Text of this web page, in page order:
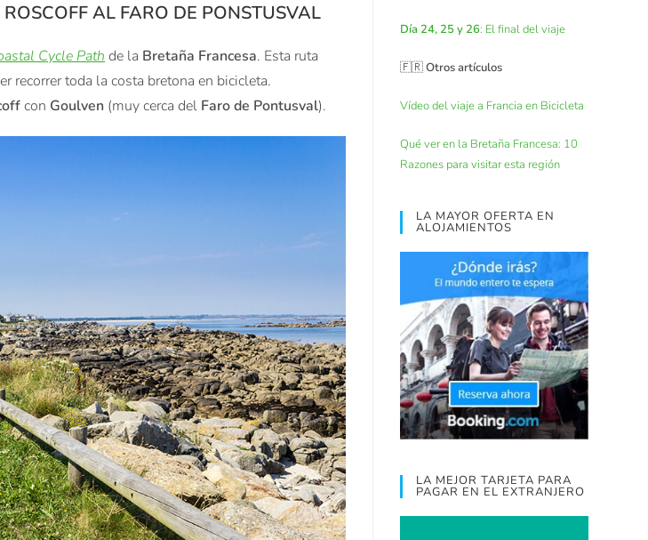
AL FARO DE PONSTUSVAL
Cycle Pathde la Bretaña Francesa. Esta ruta
recorrer toda la costa bretona en bicicleta.
con Goulven (muy cerca del Faro de Pontusval).
Día 24, 25 y 26: El final del viaje
🇫🇷Otros artículos
Vídeo del viaje a Francia en Bicicleta
Qué ver en la Bretaña Francesa: 10
Razones para visitar esta región
LA MAYOR OFERTA EN
ALOJAMIENTOS
LA MEJOR TARJETA PARA
PAGAR EN EL EXTRANJERO